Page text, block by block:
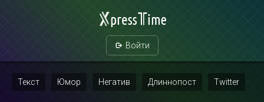
Войти
Текст Юмор Негатив Длиннопост Twitter